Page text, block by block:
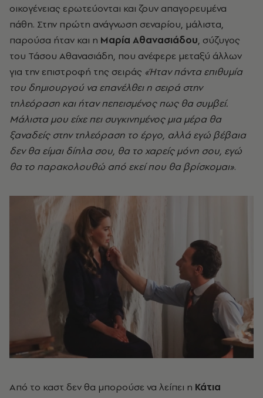
οικογένειας ερωτεύονται και ζουν απαγορευμένα
πάθη. Στην πρώτη ανάγνωση σεναρίου, μάλιστα,
παρούσα ήταν και η Μαρία Αθανασιάδου, σύζυγος
του Τάσου Αθανασιάδη, που ανέφερε μεταξύ άλλων
για την επιστροφή της σειράς «Ήταν πάντα επιθυμία
του δημιουργού να επανέλθει η σειρά στην
τηλεόραση και ήταν πεπεισμένος πως θα συμβεί.
Μάλιστα μου είχε πει συγκινημένος μια μέρα θα
ξαναδείς στην τηλεόραση το έργο, αλλά εγώ βέβαια
δεν θα είμαι δίπλα σου, θα το χαρείς μόνη σου, εγώ
θα το παρακολουθώ από εκεί που θα βρίσκομαι».
Από το καστ δεν θα μπορούσε να λείπει η Κάτια